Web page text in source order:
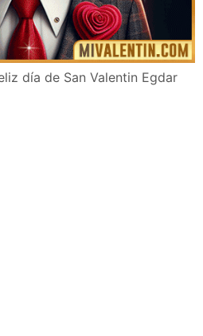
día de San Valentin Egdar